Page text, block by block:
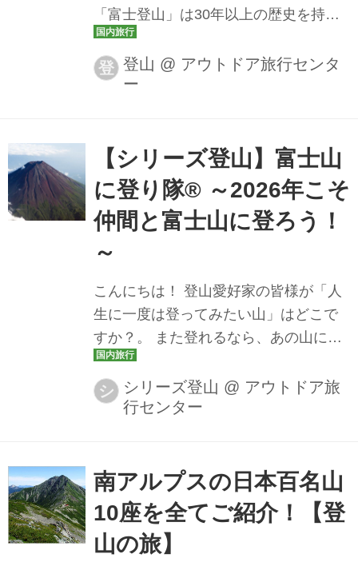
「富士登山」は30年以上の歴史を持
ち、数多くのお客様も登頂を支えてき
ました。積み重ねてきた経験とノウハ
ウを生かし、安心・安全を最優先に、
束 ⭐登山ガイドと添乗員のダブルサポ
ート 安心・安全な富士登山を第一に、
10名様ごとに富士山専門ガイドまたは
添乗員が同行。 2026年よりさらに安心
合目で待機してサポートいたします。
※吉田口ルートのみとなります。ツア
ー同行はしていません。 ※...
登 登山 @ アウトドア旅行センタ
ー
【シリーズ登山】富士山
に登り隊® ～2026年こそ
仲間と富士山に登ろう！
～
こんにちは！ 登山愛好家の皆様が「人
生に一度は登ってみたい山」はどこで
すか？。 また登れるなら、あの山に登
りたい！憧れのあの山に登ってみた
い！ そんなあなたが強い思いを向ける
「お気に入りの山」はどこでしょう
けれど本当に私が登れるのかな？」と
漠然とした不安も多いかと思いま
す…。 そんな大きな不安を持つ方にこ
そおすすめしたい、登山シリーズがあ
シ シリーズ登山 @ アウトドア旅
行センター
南アルプスの日本百名山
10座を全てご紹介！【登
山の旅】